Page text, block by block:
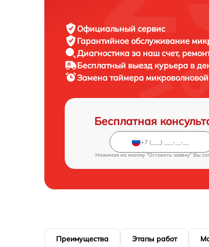
Официальный сервис
Гарантийное обслуживание
Диагностика за наш счет,
Бесплатный выезд курьера в
Замена таймера
Бесплатная
Нажимая на кнопку "Оставить заявку" Вы
Преимущества Этапы работ